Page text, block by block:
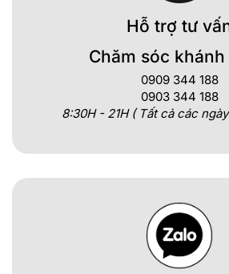
Hỗ trợ tư
Chăm sóc
0909 344 188
0903 344 188
8:30H - 21H ( Tất cả các